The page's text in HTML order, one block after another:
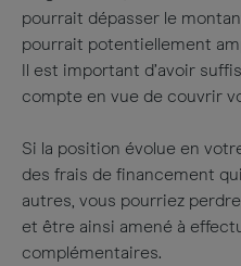
pourrait dépasser le
pourrait potentiellement
Il est important d’avoir
compte en vue de couvrir
Si la position évolue en
des frais de financement
autres, vous pourriez
et être ainsi amené à
complémentaires.